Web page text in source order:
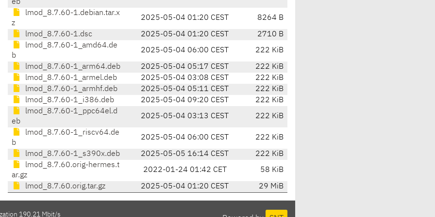
eb
lmod_8.7.60-1.debian.tar.x
z
2025-05-04 01:20 CEST 8264 B
lmod_8.7.60-1.dsc 2025-05-04 01:20 CEST
2710 B
lmod_8.7.60-1_amd64.de
b
2025-05-04 06:00 CEST 222 KiB
lmod_8.7.60-1_arm64.deb 2025-05-04 05:17 CEST
222 KiB
lmod_8.7.60-1_armel.deb
2025-05-04 03:08 CEST
222 KiB
lmod_8.7.60-1_armhf.deb
2025-05-04 05:11 CEST
222 KiB
lmod_8.7.60-1_i386.deb
2025-05-04 09:20 CEST
222 KiB
lmod_8.7.60-1_ppc64el.d
eb
2025-05-04 03:13 CEST 222 KiB
lmod_8.7.60-1_riscv64.de
b
2025-05-04 06:00 CEST 222 KiB
lmod_8.7.60-1_s390x.deb 2025-05-05 16:14 CEST
222 KiB
lmod_8.7.60.orig-hermes.t
ar.gz
2022-01-24 01:42 CET 58 KiB
lmod_8.7.60.orig.tar.gz 2025-05-04 01:20 CEST 29 MiB
190.21 Mbit/s